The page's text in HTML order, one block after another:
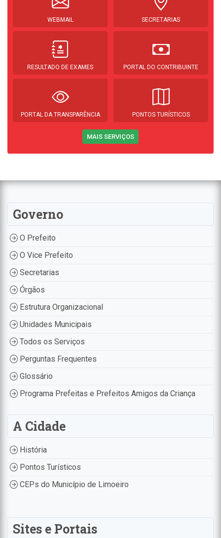
WEBMAIL SECRETARIAS
RESULTADO DE EXAMES PORTAL DO CONTRIBUINTE
PORTAL DA TRANSPARÊNCIA PONTOS TURÍSTICOS
MAIS SERVIÇOS
Governo
O Prefeito
O Vice Prefeito
Secretarias
Órgãos
Estrutura Organizacional
Unidades Municipais
Todos os Serviços
Perguntas Frequentes
Glossário
Programa Prefeitas e Prefeitos Amigos da Criança
A Cidade
História
Pontos Turísticos
CEPs do Município de Limoeiro
Sites e Portais